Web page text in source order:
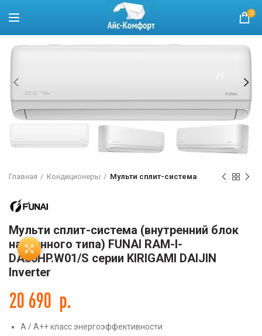
0
Нажмите, чтобы увеличить
Главная Кондиционеры Мульти сплит-система
Мульти сплит-система (внутренний блок
настенного типа) FUNAI RAM-I-
DA30HP.W01/S серии KIRIGAMI DAIJIN
Inverter
20 690 р.
A / A++ класс энергоэффективности